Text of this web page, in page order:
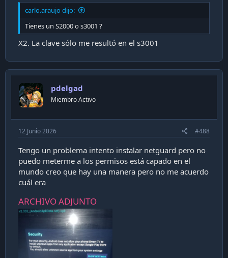
carlo.araujo dijo:
Tienes un S2000 o s3001 ?
X2. La clave sólo me resultó en el s3001
pdelgad
Miembro Activo
12 Junio 2026 #488
Tengo un problema intento instalar netguard pero no
puedo meterme a los permisos está capado en el
mundo creo que hay una manera pero no me acuerdo
cuál era
ARCHIVO ADJUNTO